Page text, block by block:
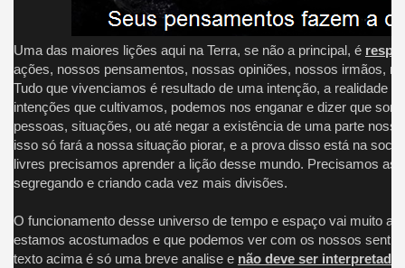
Uma das maiores lições aqui na Terra, se não a principal, é
ações, nossos pensamentos, nossas opiniões, nossos irmãos,
Tudo que vivenciamos é resultado de uma intenção, a realidade
intenções que cultivamos, podemos nos enganar e dizer que
pessoas, situações, ou até negar a existência de uma parte
isso só fará a nossa situação piorar, e a prova disso está na
livres precisamos aprender a lição desse mundo. Precisamos
segregando e criando cada vez mais divisões.
O funcionamento desse universo de tempo e espaço vai muito
estamos acostumados e que podemos ver com os nossos
texto acima é só uma breve analise e não deve ser interpretada